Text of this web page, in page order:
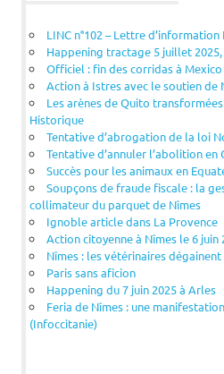
LINC n°102 – Lettre
Happening tractage 5 juillet
Officiel : fin des corridas à Mexico
Action à Istres avec le soutien de
Les arènes de Quito
Historique
Tentative d’abrogation de la loi
Tentative d’annuler l’abolition en
Succès pour les animaux en
Soupçons de fraude fiscale : la
collimateur du parquet de Nîmes
Ignoble article dans La Provence
Action citoyenne à Nîmes le 6 juin
Nîmes : les vétérinaires
Paris sans aficion
Happening du 7 juin 2025 à Arles
Feria de Nîmes : une
(Infoccitanie)